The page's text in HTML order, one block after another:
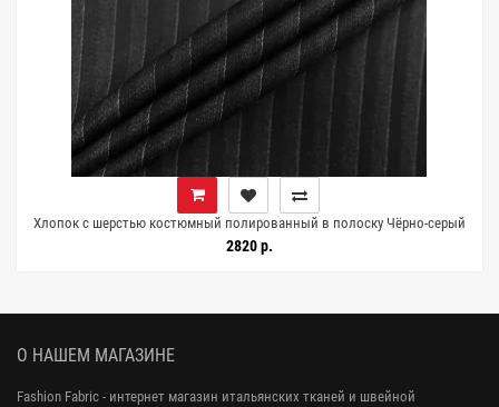
Хлопок с шерстью костюмный полированный в полоску Чёрно-серый
FRM H60/4 E66 15052695
2820 р.
О НАШЕМ МАГАЗИНЕ
Fashion Fabric - интернет магазин итальянских тканей и швейной